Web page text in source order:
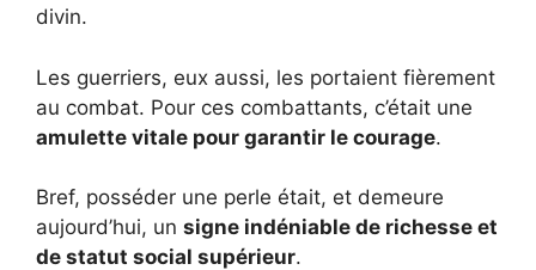
divin.
Les guerriers, eux aussi, les portaient fièrement
au combat. Pour ces combattants, c’était une
amulette vitale pour garantir le courage.
Bref, posséder une perle était, et demeure
aujourd’hui, un signe indéniable de richesse et
de statut social supérieur.